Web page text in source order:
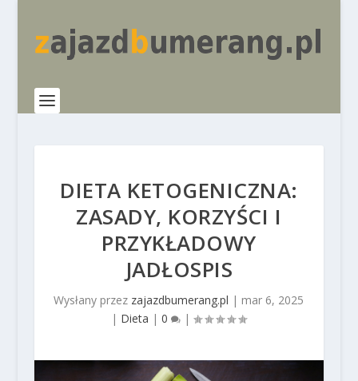
DIETA KETOGENICZNA:
ZASADY, KORZYŚCI I
PRZYKŁADOWY
JADŁOSPIS
Wysłany przez zajazdbumerang.pl | mar 6, 2025
| Dieta |0 |